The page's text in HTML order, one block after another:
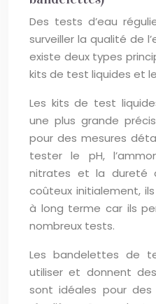
Des tests d’eau
surveiller la qualité de
existe deux types
kits de test liquides et
Les kits de test
une plus grande
pour des mesures
tester le pH,
nitrates et la dureté
coûteux initialement,
à long terme car ils
nombreux tests.
Les bandelettes de
utiliser et donnent
sont idéales pour